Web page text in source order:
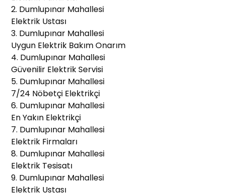
2. Dumlupınar Mahallesi
Elektrik Ustası
3. Dumlupınar Mahallesi
Uygun Elektrik Bakım Onarım
4. Dumlupınar Mahallesi
Güvenilir Elektrik Servisi
5. Dumlupınar Mahallesi
7/24 Nöbetçi Elektrikçi
6. Dumlupınar Mahallesi
En Yakın Elektrikçi
7. Dumlupınar Mahallesi
Elektrik Firmaları
8. Dumlupınar Mahallesi
Elektrik Tesisatı
9. Dumlupınar Mahallesi
Elektrik Ustası